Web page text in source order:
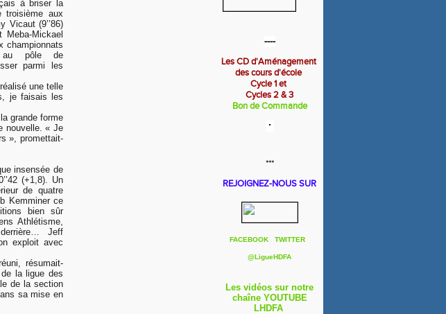
à briser la
troisième aux
Vicaut (9’’86)
Meba-Mickael
championnats
au pôle de
parmi les
une telle
je faisais les
grande forme
nouvelle. « Je
», promettait-
insensée de
(+1,8). Un
de quatre
Kemminer ce
bien sûr
Athlétisme,
Jeff
exploit avec
résumait-
la ligue des
de la section
sa mise en
----
Les CD d'Aménagement
des cours d'école
Cycle 1 et
Cycles 2 & 3
Bon de Commande
***
REJOIGNEZ-NOUS SUR
FACEBOOK TWITTER
@LigueHDFA
Les vidéos sur notre
chaîne YOUTUBE
LHDFA